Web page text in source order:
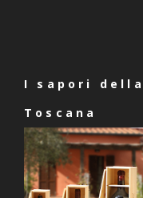
I sapori della
Toscana